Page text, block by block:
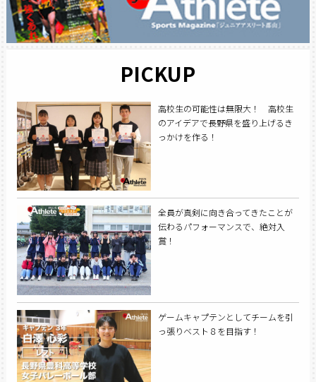
PICKUP
高校生の可能性は無限大！ 高校生
のアイデアで長野県を盛り上げるき
っかけを作る！
全員が真剣に向き合ってきたことが
伝わるパフォーマンスで、絶対入
賞！
ゲームキャプテンとしてチームを引
っ張りベスト８を目指す！